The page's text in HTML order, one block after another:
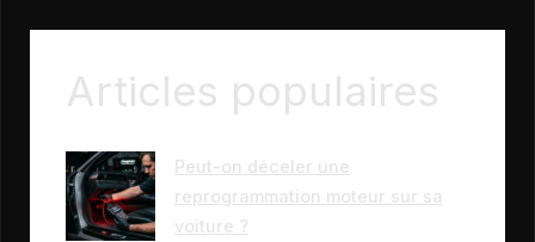
Articles populaires
Peut-on déceler une
reprogrammation moteur sur sa
voiture ?